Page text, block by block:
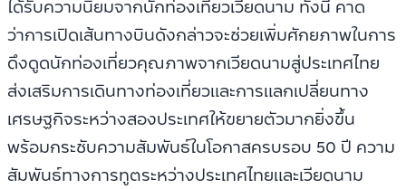
ได้รับความนิยมจากนักท่องเที่ยวเวียดนาม ทั้งนี้ คาด
ว่าการเปิดเส้นทางบินดังกล่าวจะช่วยเพิ่มศักยภาพในการ
ดึงดูดนักท่องเที่ยวคุณภาพจากเวียดนามสู่ประเทศไทย
ส่งเสริมการเดินทางท่องเที่ยวและการแลกเปลี่ยนทาง
เศรษฐกิจระหว่างสองประเทศให้ขยายตัวมากยิ่งขึ้น
พร้อมกระชับความสัมพันธ์ในโอกาสครบรอบ 50 ปี ความ
สัมพันธ์ทางการทูตระหว่างประเทศไทยและเวียดนาม